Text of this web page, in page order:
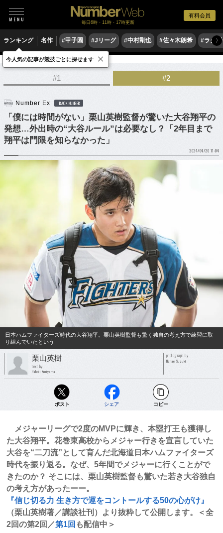
有料会員
毎日6時・11時・17時更新
ランキング 名作 #甲子園 #Jリーグ #中村剛也 #佐々木朗希 #ラグ〉
野球 プロ野球 侍ジャパン
#1 #2
Number Ex BACK NUMBER
「僕には時間がない」栗山英樹監督が驚いた大谷翔平の
発想…外出時の“大谷ルール”は必要なし？「2年目まで
翔平は門限を知らなかった」
2024/04/20 11:04
日本ハムファイターズ時代の大谷翔平。栗山英樹監督も驚く独自の考え方で練習に取
り組んでいたという
栗山英樹
text by
Hideki Kuriyama
photograph by
Nanae Suzuki
ポスト シェア コピー
メジャーリーグで2度のMVPに輝き、本塁打王も獲得し
た大谷翔平。花巻東高校からメジャー行きを宣言していた
大谷を“二刀流”として育んだ北海道日本ハムファイターズ
時代を振り返る。なぜ、5年間でメジャーに行くことがで
きたのか？ そこには、栗山英樹監督も驚いた若き大谷独自
の考え方があったーー。
『信じ切る力 生き方で運をコントールする50の心がけ』
（栗山英樹著／講談社刊）より抜粋して公開します。＜全
2回の第2回／第1回 も配信中＞
今人気の記事が競技ごとに探せます ×